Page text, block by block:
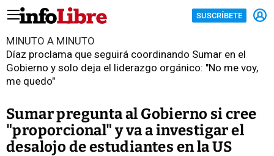
SUSCRÍBETE
MINUTO A MINUTO
Díaz proclama que seguirá coordinando Sumar en el
Gobierno y solo deja el liderazgo orgánico: "No me voy,
me quedo"
Sumar pregunta al Gobierno si cree
"proporcional" y va a investigar el
desalojo de estudiantes en la US